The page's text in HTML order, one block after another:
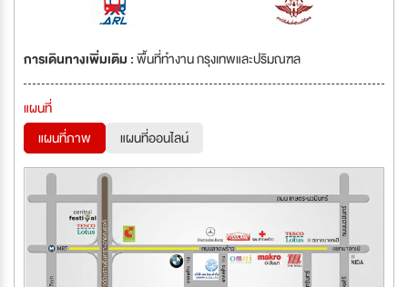
การเดินทางเพิ่มเติม :พื้นที่ทำงาน กรุงเทพและปริมณฑล
แผนที่
แผนที่ภาพ
แผนที่ออนไลน์